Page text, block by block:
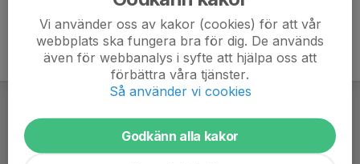
Vi använder oss av kakor (cookies) för att vår
webbplats ska fungera bra för dig. De används
även för webbanalys i syfte att hjälpa oss att
förbättra våra tjänster.
Så använder vi cookies
Godkänn alla kakor